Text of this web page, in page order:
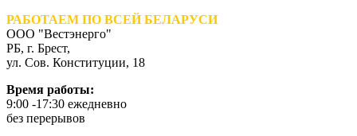
РАБОТАЕМ ПО ВСЕЙ БЕЛАРУСИ
ООО "Вестэнерго"
РБ, г. Брест,
ул. Сов. Конституции, 18
Время работы:
9:00 -17:30 ежедневно
без перерывов